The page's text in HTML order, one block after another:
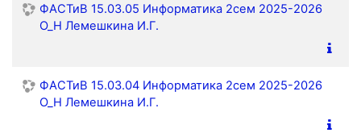
ФАСТиВ 15.03.05 Информатика 2сем 2025-2026
О_Н Лемешкина И.Г.
ФАСТиВ 15.03.04 Информатика 2сем 2025-2026
О_Н Лемешкина И.Г.